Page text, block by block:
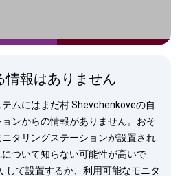
情報はありません
ムにはまだ村 Shevchenkoveの自
ンからの情報がありません。おそ
タリングステーションが設置され
ついて知らない可能性が高いで
して設置するか、利用可能なモニタ